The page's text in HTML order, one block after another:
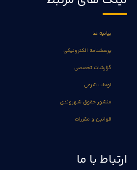
بیانیه ها
پرسشنامه الکترونیکی
گزارشات تخصصی
اوقات شرعی
منشور حقوق شهروندی
قوانین و مقررات
ارتباط با ما